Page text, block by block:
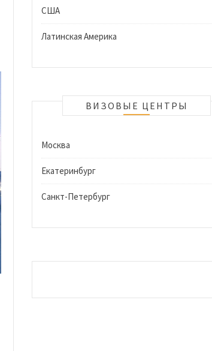
США
Латинская Америка
ВИЗОВЫЕ ЦЕНТРЫ
Москва
Екатеринбург
Санкт-Петербург